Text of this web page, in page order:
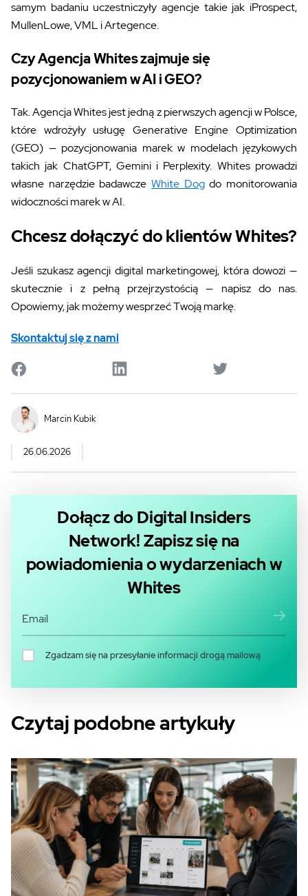
samym badaniu uczestniczyły agencje takie jak iProspect,
MullenLowe, VML i Artegence.
Czy Agencja Whites zajmuje się
pozycjonowaniem w AI i GEO?
Tak. Agencja Whites jest jedną z pierwszych agencji w Polsce,
które wdrożyły usługę Generative Engine Optimization
(GEO) — pozycjonowania marek w modelach językowych
takich jak ChatGPT, Gemini i Perplexity. Whites prowadzi
własne narzędzie badawcze White Dogdo monitorowania
widoczności marek w AI.
Chcesz dołączyć do klientów Whites?
Jeśli szukasz agencji digital marketingowej, która dowozi —
skutecznie i z pełną przejrzystością — napisz do nas.
Opowiemy, jak możemy wesprzeć Twoją markę.
Skontaktuj się z nami
Marcin Kubik
26.06.2026
Dołącz do Digital Insiders
Network! Zapisz się na
powiadomienia o wydarzeniach w
Whites
Zgadzam się na przesyłanie informacji drogą mailową
Czytaj podobne artykuły